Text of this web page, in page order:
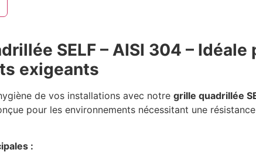
SELF – AISI 304 – Idéale
exigeants
de vos installations avec notre grille quadrillée
pour les environnements nécessitant une
: